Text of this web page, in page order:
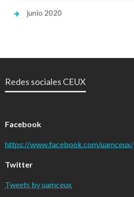
junio 2020
Redes sociales CEUX
Facebook
https://www.facebook.com/uamceux/
Twitter
Tweets by uamceux